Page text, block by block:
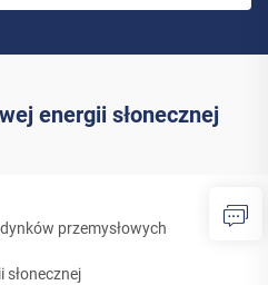
energii słonecznej
przemysłowych
słonecznej